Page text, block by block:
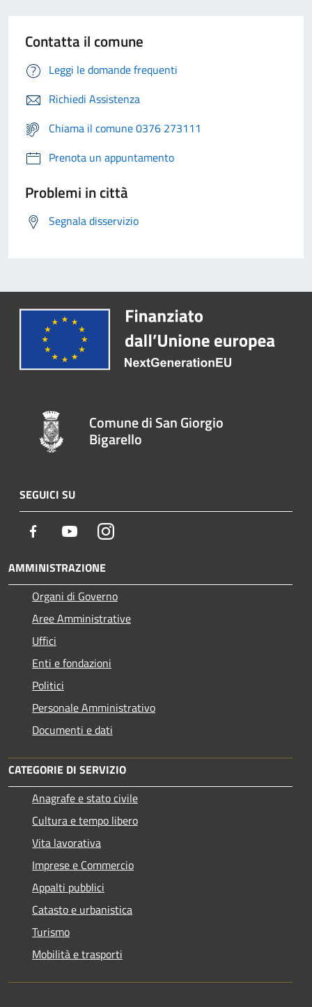
Contatta il comune
Leggi le domande frequenti
Richiedi Assistenza
Chiama il comune 0376 273111
Prenota un appuntamento
Problemi in città
Segnala disservizio
Comune di San Giorgio
Bigarello
SEGUICI SU
Facebook YoutubeInstagram
AMMINISTRAZIONE
Organi di Governo
Aree Amministrative
Uffici
Enti e fondazioni
Politici
Personale Amministrativo
Documenti e dati
CATEGORIE DI SERVIZIO
Anagrafe e stato civile
Cultura e tempo libero
Vita lavorativa
Imprese e Commercio
Appalti pubblici
Catasto e urbanistica
Turismo
Mobilità e trasporti